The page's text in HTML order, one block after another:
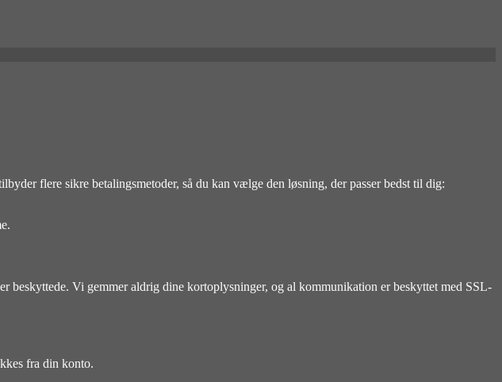
flere sikre betalingsmetoder, så du kan vælge den løsning, der passer bedst til dig:
beskyttede. Vi gemmer aldrig dine kortoplysninger, og al kommunikation er beskyttet med SSL-
fra din konto.